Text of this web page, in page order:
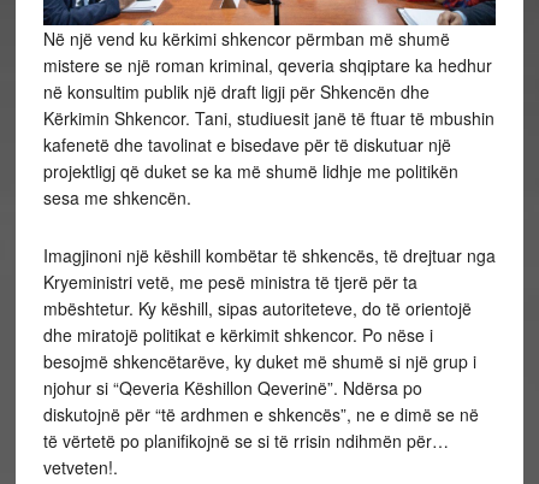
Në një vend ku kërkimi shkencor përmban më shumë
mistere se një roman kriminal, qeveria shqiptare ka hedhur
në konsultim publik një draft ligji për Shkencën dhe
Kërkimin Shkencor. Tani, studiuesit janë të ftuar të mbushin
kafenetë dhe tavolinat e bisedave për të diskutuar një
projektligj që duket se ka më shumë lidhje me politikën
sesa me shkencën.
Imagjinoni një këshill kombëtar të shkencës, të drejtuar nga
Kryeministri vetë, me pesë ministra të tjerë për ta
mbështetur. Ky këshill, sipas autoriteteve, do të orientojë
dhe miratojë politikat e kërkimit shkencor. Po nëse i
besojmë shkencëtarëve, ky duket më shumë si një grup i
njohur si “Qeveria Këshillon Qeverinë”. Ndërsa po
diskutojnë për “të ardhmen e shkencës”, ne e dimë se në
të vërtetë po planifikojnë se si të rrisin ndihmën për…
vetveten!.